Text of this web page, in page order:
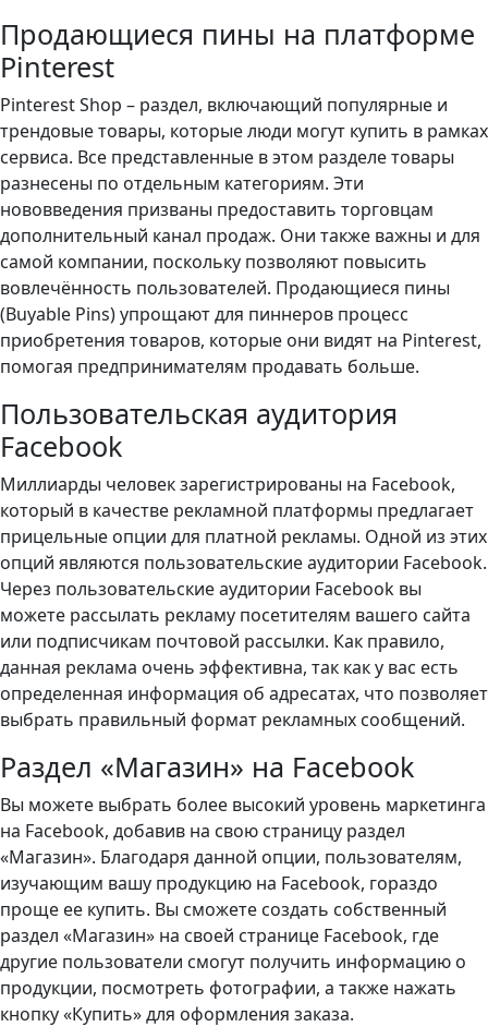
Продающиеся пины на платформе
Pinterest
Pinterest Shop – раздел, включающий популярные и
трендовые товары, которые люди могут купить в рамках
сервиса. Все представленные в этом разделе товары
разнесены по отдельным категориям. Эти
нововведения призваны предоставить торговцам
дополнительный канал продаж. Они также важны и для
самой компании, поскольку позволяют повысить
вовлечённость пользователей. Продающиеся пины
(Buyable Pins) упрощают для пиннеров процесс
приобретения товаров, которые они видят на Pinterest,
помогая предпринимателям продавать больше.
Пользовательская аудитория
Facebook
Миллиарды человек зарегистрированы на Facebook,
который в качестве рекламной платформы предлагает
прицельные опции для платной рекламы. Одной из этих
опций являются пользовательские аудитории Facebook.
Через пользовательские аудитории Facebook вы
можете рассылать рекламу посетителям вашего сайта
или подписчикам почтовой рассылки. Как правило,
данная реклама очень эффективна, так как у вас есть
определенная информация об адресатах, что позволяет
выбрать правильный формат рекламных сообщений.
Раздел «Магазин» на Facebook
Вы можете выбрать более высокий уровень маркетинга
на Facebook, добавив на свою страницу раздел
«Магазин». Благодаря данной опции, пользователям,
изучающим вашу продукцию на Facebook, гораздо
проще ее купить. Вы сможете создать собственный
раздел «Магазин» на своей странице Facebook, где
другие пользователи смогут получить информацию о
продукции, посмотреть фотографии, а также нажать
кнопку «Купить» для оформления заказа.